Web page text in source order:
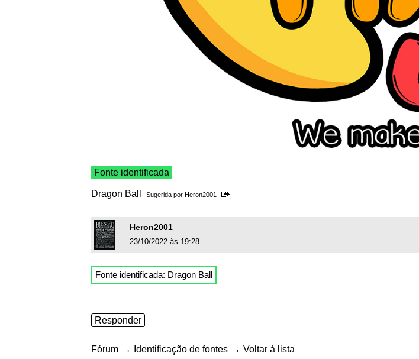
Fonte identificada
Dragon Ball Sugerida por Heron2001
Heron2001
23/10/2022 às 19:28
Fonte identificada: Dragon Ball
Responder
Fórum → Identificação de fontes → Voltar à lista